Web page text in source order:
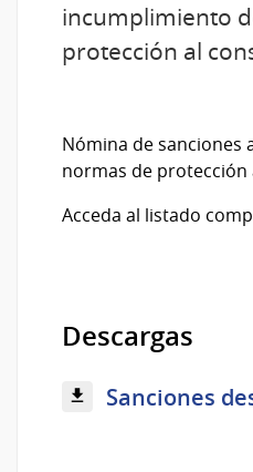
incumplimiento
protección al
Nómina de sanciones
normas de
Acceda al listado
Descargas
Sanciones